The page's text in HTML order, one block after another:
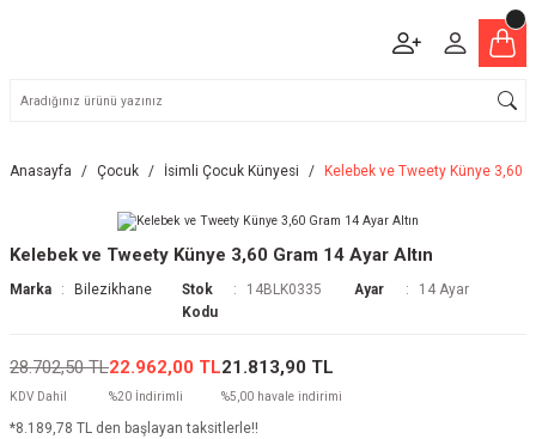
Anasayfa Çocuk İsimli Çocuk Künyesi Kelebek ve Tweety Künye 3,60
Kelebek ve Tweety Künye 3,60 Gram 14 Ayar Altın
Marka Bilezikhane
Stok
Kodu
14BLK0335 Ayar 14 Ayar
28.702,50 TL
KDV Dahil
22.962,00 TL
%20 İndirimli
21.813,90 TL
%5,00 havale indirimi
*8.189,78 TL den başlayan taksitlerle!!